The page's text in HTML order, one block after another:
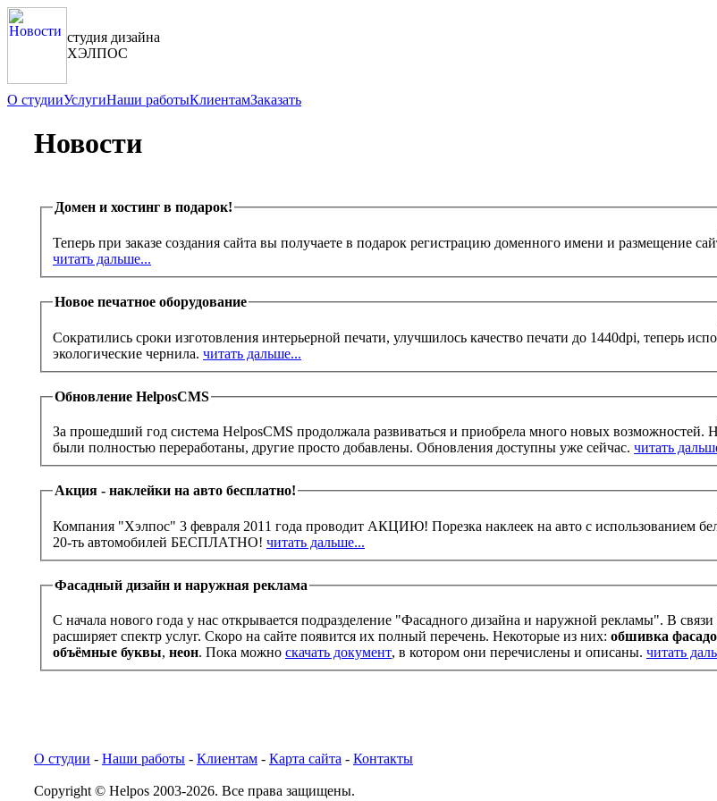
студия дизайна
ХЭЛПОС
О студииУслугиНаши работыКлиентамЗаказать
Новости
Домен и хостинг в подарок!
Теперь при заказе создания сайта вы получаете в подарок регистрацию доменного имени и размещение
читать дальше...
Новое печатное оборудование
Сократились сроки изготовления интерьерной печати, улучшилось качество печати до 1440dpi, теперь
экологические чернила. читать дальше...
Обновление HelposCMS
За прошедший год система HelposCMS продолжала развиваться и приобрела много новых возможностей.
были полностью переработаны, другие просто добавлены. Обновления доступны уже сейчас. читать
Акция - наклейки на авто бесплатно!
Компания "Хэлпос" 3 февраля 2011 года проводит АКЦИЮ! Порезка наклеек на авто с использованием белой плёнки, на первые
20-ть автомобилей БЕСПЛАТНО! читать дальше...
Фасадный дизайн и наружная реклама
С начала нового года у нас открывается подразделение "Фасадного дизайна и наружной рекламы". В
расширяет спектр услуг. Скоро на сайте появится их полный перечень. Некоторые из них: обшивка
объёмные буквы, неон. Пока можно скачать документ, в котором они перечислены и описаны. читать
О студии - Наши работы - Клиентам - Карта сайта - Контакты
Copyright © Helpos 2003-2026. Все права защищены.